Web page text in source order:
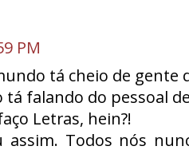
PM
tá cheio de gente
tá falando do pessoal
Letras, hein?!
assim. Todos nós